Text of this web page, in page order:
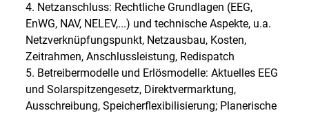
4. Netzanschluss: Rechtliche Grundlagen (EEG,
EnWG, NAV, NELEV,...) und technische Aspekte, u.a.
Netzverknüpfungspunkt, Netzausbau, Kosten,
Zeitrahmen, Anschlussleistung, Redispatch
5. Betreibermodelle und Erlösmodelle: Aktuelles EEG
und Solarspitzengesetz, Direktvermarktung,
Ausschreibung, Speicherflexibilisierung; Planerische